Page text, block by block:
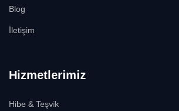
Blog
İletişim
Hizmetlerimiz
Hibe & Teşvik